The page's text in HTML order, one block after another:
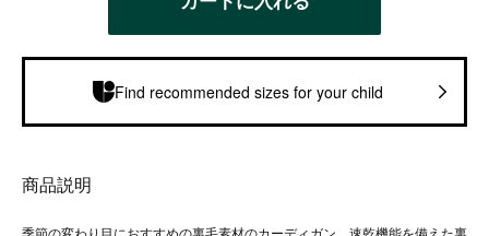
Find recommended sizes for your child
商品説明